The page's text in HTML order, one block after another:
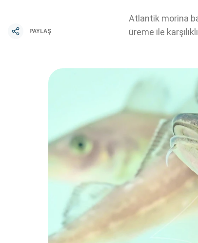
PAYLAŞ
Atlantik morina
üreme ile